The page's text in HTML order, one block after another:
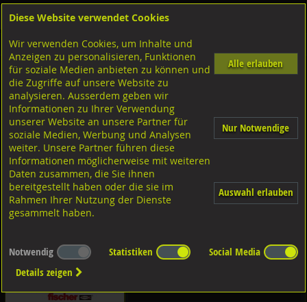
Shop Dübeltechnik Rahmendübel/Nageldübel
Diverse Ausführungen
Nageldübel
Stahl verzinkt
Nageldübel
Diverse Ausführungen Nageldübel
Diese Website verwendet Cookies
Wir verwenden Cookies, um Inhalte und
Anzeigen zu personalisieren, Funktionen
für soziale Medien anbieten zu können und
die Zugriffe auf unsere Website zu
analysieren. Ausserdem geben wir
Informationen zu Ihrer Verwendung
unserer Website an unsere Partner für
soziale Medien, Werbung und Analysen
weiter. Unsere Partner führen diese
Informationen möglicherweise mit weiteren
Daten zusammen, die Sie ihnen
bereitgestellt haben oder die sie im
Rahmen Ihrer Nutzung der Dienste
gesammelt haben.
Alle erlauben
Nur Notwendige
Auswahl erlauben
Notwendig Statistiken
Social Media
Details zeigen